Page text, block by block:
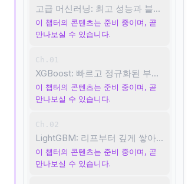
고급 머신러닝: 최고 성능과 블랙박스 열기
이 챕터의 콘텐츠는 준비 중이며, 곧
만나보실 수 있습니다.
Ch.01
XGBoost: 빠르고 정규화된 부스팅
이 챕터의 콘텐츠는 준비 중이며, 곧
만나보실 수 있습니다.
Ch.02
LightGBM: 리프부터 깊게 쌓아 속도 내기
이 챕터의 콘텐츠는 준비 중이며, 곧
만나보실 수 있습니다.